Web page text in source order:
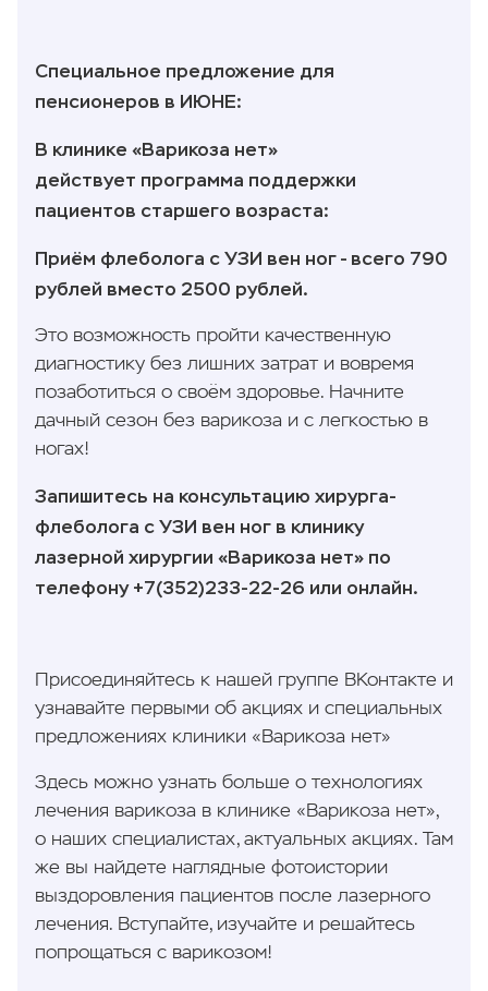
Специальное предложение для
пенсионеров в ИЮНЕ:
В клинике «Варикоза нет»
действует программа поддержки
пациентов старшего возраста:
Приём флеболога с УЗИ вен ног - всего 790
рублей вместо 2500 рублей.
Это возможность пройти качественную
диагностику без лишних затрат и вовремя
позаботиться о своём здоровье. Начните
дачный сезон без варикоза и с легкостью в
ногах!
Запишитесь на консультацию хирурга-
флеболога с УЗИ вен ног в клинику
лазерной хирургии «Варикоза нет» по
телефону +7(352)233-22-26 или онлайн.
Присоединяйтесь к нашей группе ВКонтакте и
узнавайте первыми об акциях и специальных
предложениях клиники «Варикоза нет»
Здесь можно узнать больше о технологиях
лечения варикоза в клинике «Варикоза нет»,
о наших специалистах, актуальных акциях. Там
же вы найдете наглядные фотоистории
выздоровления пациентов после лазерного
лечения. Вступайте, изучайте и решайтесь
попрощаться с варикозом!